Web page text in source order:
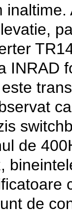
INRAD
de
de